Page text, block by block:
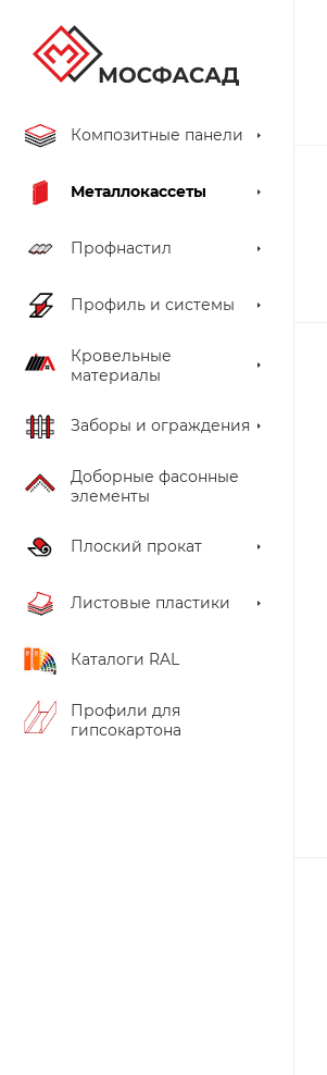
Композитные панели
Металлокассеты
Профнастил
Профиль и системы
Кровельные
материалы
Заборы и ограждения
Доборные фасонные
элементы
Плоский прокат
Листовые пластики
Каталоги RAL
Профили для
гипсокартона